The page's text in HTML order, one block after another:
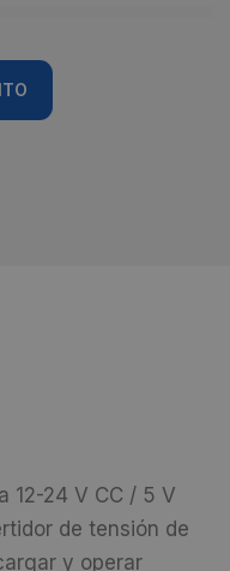
12-24 V CC / 5 V
de tensión de
y operar